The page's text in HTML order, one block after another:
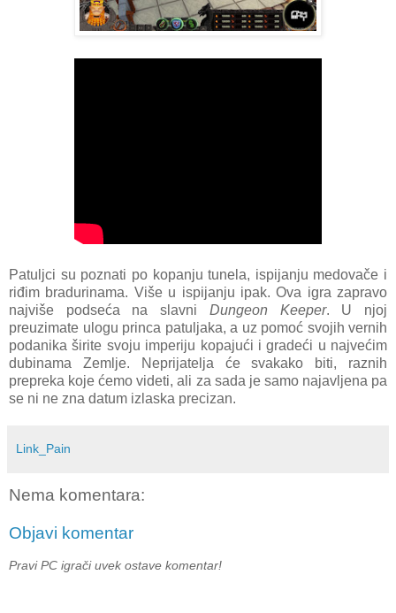
Patuljci su poznati po kopanju tunela, ispijanju medovače i
riđim bradurinama. Više u ispijanju ipak. Ova igra zapravo
najviše podseća na slavni Dungeon Keeper. U njoj
preuzimate ulogu princa patuljaka, a uz pomoć svojih vernih
podanika širite svoju imperiju kopajući i gradeći u najvećim
dubinama Zemlje. Neprijatelja će svakako biti, raznih
prepreka koje ćemo videti, ali za sada je samo najavljena pa
se ni ne zna datum izlaska precizan.
Link_Pain
Nema komentara:
Objavi komentar
Pravi PC igrači uvek ostave komentar!